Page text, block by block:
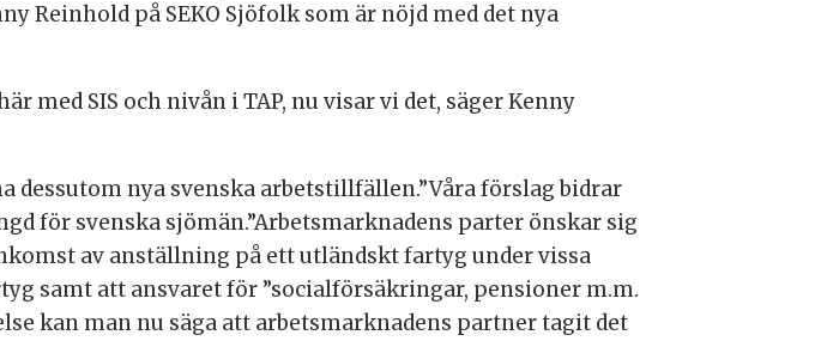
Reinhold på SEKO Sjöfolk som är nöjd med det nya
SIS och nivån i TAP, nu visar vi det, säger Kenny
nya svenska arbetstillfällen.”Våra förslag bidrar
för svenska sjömän.”Arbetsmarknadens parter önskar sig
av anställning på ett utländskt fartyg under vissa
samt att ansvaret för ”socialförsäkringar, pensioner m.m.
kan man nu säga att arbetsmarknadens partner tagit det